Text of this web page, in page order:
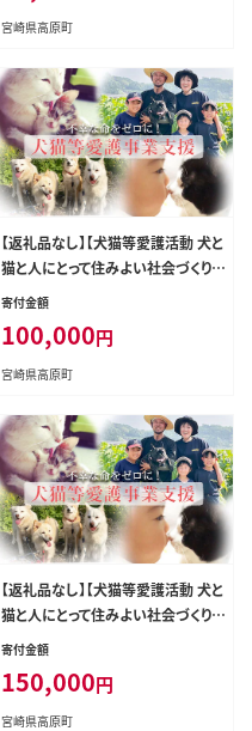
宮崎県高原町
【返礼品なし】【犬猫等愛護活動 犬と
猫と人にとって住みよい社会づくりを
応援】宮崎県 高原町 特定非営利活
P00056
寄付金額
100,000円
宮崎県高原町
【返礼品なし】【犬猫等愛護活動 犬と
猫と人にとって住みよい社会づくりを
応援】宮崎県 高原町 特定非営利活
P00056
寄付金額
150,000円
宮崎県高原町